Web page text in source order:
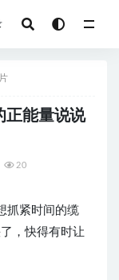
正能量说说
20
抓紧时间的缆
，快得有时让